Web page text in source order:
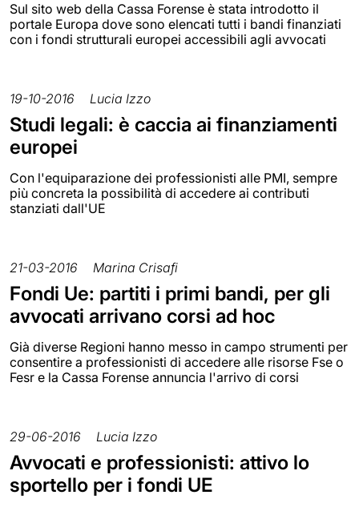
Sul sito web della Cassa Forense è stata introdotto il
portale Europa dove sono elencati tutti i bandi finanziati
con i fondi strutturali europei accessibili agli avvocati
19-10-2016 Lucia Izzo
Studi legali: è caccia ai finanziamenti
europei
Con l'equiparazione dei professionisti alle PMI, sempre
più concreta la possibilità di accedere ai contributi
stanziati dall'UE
21-03-2016 Marina Crisafi
Fondi Ue: partiti i primi bandi, per gli
avvocati arrivano corsi ad hoc
Già diverse Regioni hanno messo in campo strumenti per
consentire a professionisti di accedere alle risorse Fse o
Fesr e la Cassa Forense annuncia l'arrivo di corsi
29-06-2016 Lucia Izzo
Avvocati e professionisti: attivo lo
sportello per i fondi UE